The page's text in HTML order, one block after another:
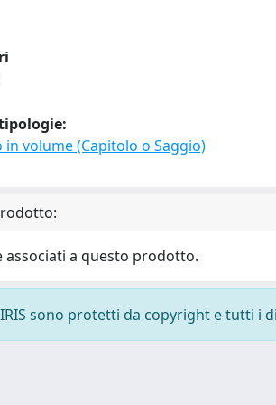
volume (Capitolo o Saggio)
associati a questo prodotto.
sono protetti da copyright e tutti i